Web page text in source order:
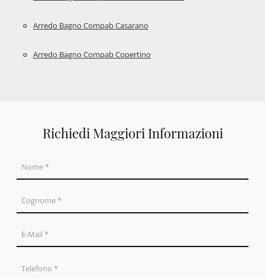
Arredo Bagno Compab Casarano
Arredo Bagno Compab Copertino
Richiedi Maggiori Informazioni